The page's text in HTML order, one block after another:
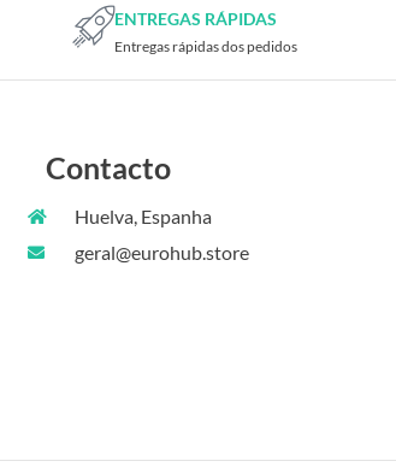
ENTREGAS RÁPIDAS
Entregas rápidas dos pedidos
Contacto
Huelva, Espanha
geral@eurohub.store